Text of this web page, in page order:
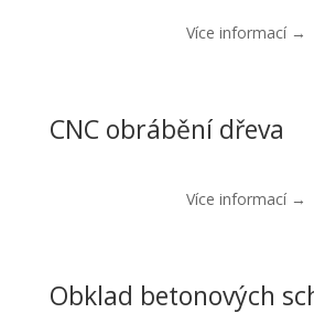
Více informací →
CNC obrábění dřeva
Více informací →
Obklad betonových